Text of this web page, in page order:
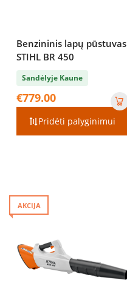
Benzininis lapų pūstuvas
STIHL BR 450
Sandėlyje Kaune
€779.00
Pridėti palyginimui
AKCIJA